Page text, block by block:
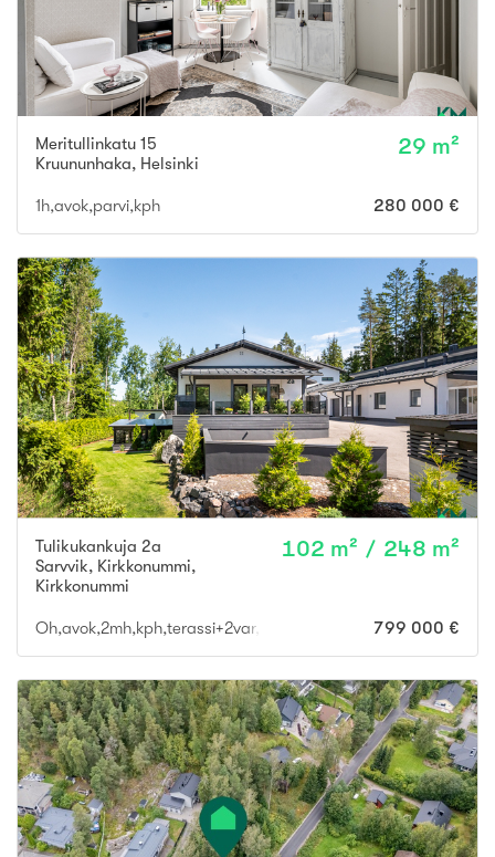
Meritullinkatu 15
Kruununhaka, Helsinki
29 m²
1h,avok,parvi,kph 280 000 €
Tulikukankuja 2a
Sarvvik, Kirkkonummi,
Kirkkonummi
102 m² / 248 m²
799 000 €